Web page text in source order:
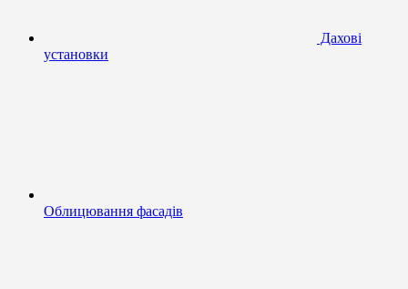
Дахові
установки
Облицювання фасадів